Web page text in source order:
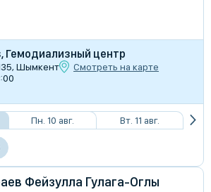
Гемодиализный центр
Шымкент
Смотреть на карте
Пн. 10 авг. Вт. 11 авг.
Фейзулла Гулага-Оглы